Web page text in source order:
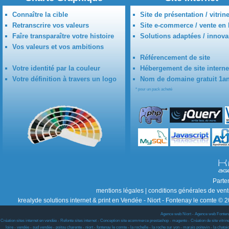
Connaître la cible
Retranscrire vos valeurs
Faîre transparaître votre histoire
Vos valeurs et vos ambitions
Votre identité par la couleur
Votre définition à travers un logo
Site de présentation /
Site e-commerce / vente en
Solutions adaptées /
Référencement de site
Hébergement de site
Nom de domaine gratuit
* pour un pack acheté
mentions légales
conditions générales de
krealyde solutions internet & print en Vendée - Niort - Fontenay le comte ©
Agence web Niort - Agence web
Création sites internet en vendée - Refonte sites internet - Conception site ecommerce prestashop - magento - Création de site
loire - vendée - sud vendée - poitou charente - niort - fontenay le comte - la rochelle - la roche sur yon - marais poitevin - la